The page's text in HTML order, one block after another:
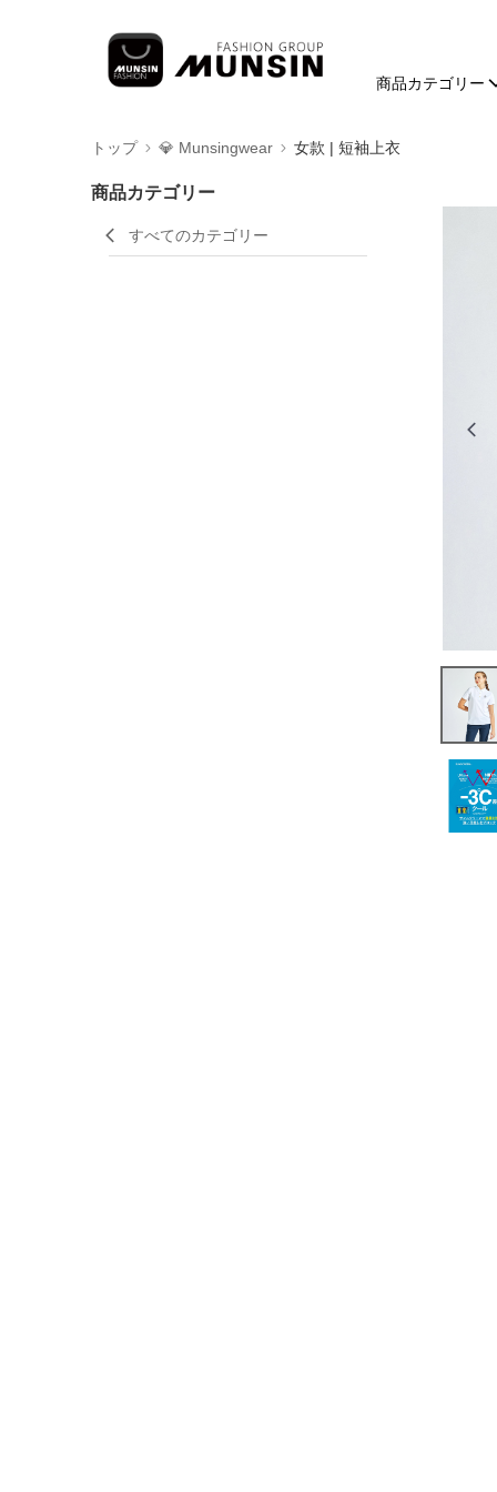
商品カテゴリー
トップ 💎 Munsingwear 女款 | 短袖上衣
商品カテゴリー
すべてのカテゴリー